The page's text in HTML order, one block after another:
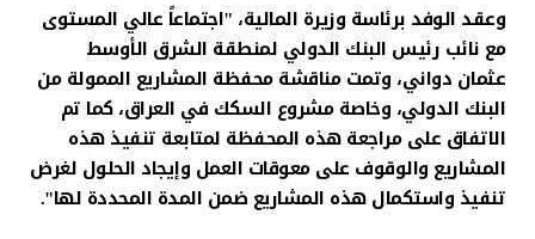
وعقد الوفد برئاسة وزيرة المالية، "اجتماعاً عالي المستوى
مع نائب رئيس البنك الدولي لمنطقة الشرق الأوسط
عثمان دواني، وتمت مناقشة محفظة المشاريع الممولة من
البنك الدولي، وخاصة مشروع السكك في العراق، كما تم
الاتفاق على مراجعة هذه المحفظة لمتابعة تنفيذ هذه
المشاريع والوقوف على معوقات العمل وإيجاد الحلول لغرض
تنفيذ واستكمال هذه المشاريع ضمن المدة المحددة لها".